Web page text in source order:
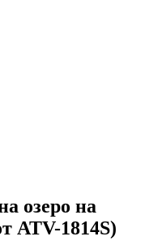
озеро на
ATV-1814S)